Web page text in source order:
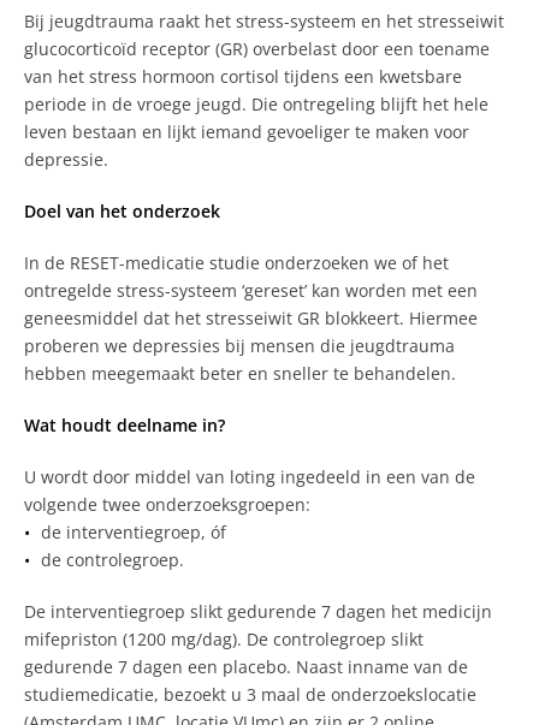
Bij jeugdtrauma raakt het stress-systeem en het stresseiwit
glucocorticoïd receptor (GR) overbelast door een toename
van het stress hormoon cortisol tijdens een kwetsbare
periode in de vroege jeugd. Die ontregeling blijft het hele
leven bestaan en lijkt iemand gevoeliger te maken voor
depressie.
Doel van het onderzoek
In de RESET-medicatie studie onderzoeken we of het
ontregelde stress-systeem ‘gereset’ kan worden met een
geneesmiddel dat het stresseiwit GR blokkeert. Hiermee
proberen we depressies bij mensen die jeugdtrauma
hebben meegemaakt beter en sneller te behandelen.
Wat houdt deelname in?
U wordt door middel van loting ingedeeld in een van de
volgende twee onderzoeksgroepen:
de interventiegroep, óf
de controlegroep.
De interventiegroep slikt gedurende 7 dagen het medicijn
mifepriston (1200 mg/dag). De controlegroep slikt
gedurende 7 dagen een placebo. Naast inname van de
studiemedicatie, bezoekt u 3 maal de onderzoekslocatie